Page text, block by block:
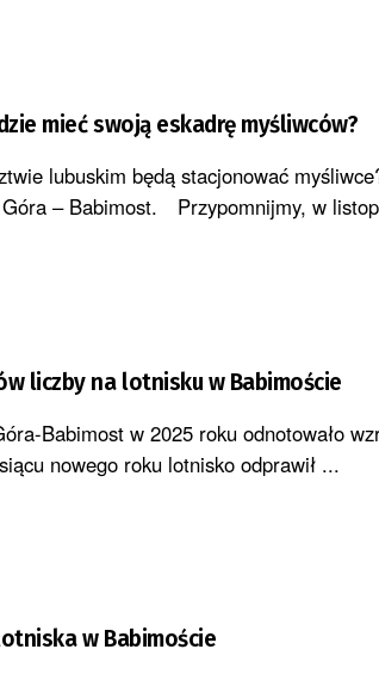
mieć swoją eskadrę myśliwców?
lubuskim będą stacjonować
– Babimost. Przypomnijmy, w
liczby na lotnisku w Babimoście
Babimost w 2025 roku odnotowało
nowego roku lotnisko odprawił ...
w Babimoście